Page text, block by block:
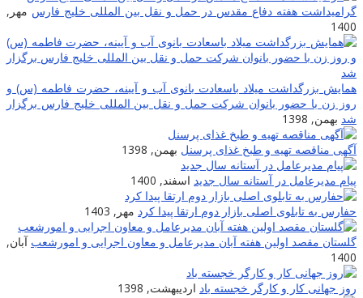
گرامیداشت هفته دفاع مقدس در حمل و نقل بین المللی خلیج فارس مهر,
1400
همایش بزرگداشت میلاد باسعادت بانوی آب و آیینه، حضرت فاطمه (س) و
روز زن با حضور بانوان شرکت حمل و نقل بین المللی خلیج فارس برگزار
شد بهمن, 1398
آگهی مناقصه تهیه و طبخ غذای پرسنل بهمن, 1398
پیام مدیرعامل در آستانه سال جدید اسفند, 1400
حفارس به تابلوی اصلی بازار دوم ارتقا پیدا کرد مهر, 1403
گلستان مقصد اولین هفته آبان مدیرعامل و معاون اجرایی و امورشعب آبان,
1400
روز جهانی کار و کارگر خجسته باد اردیبهشت, 1398